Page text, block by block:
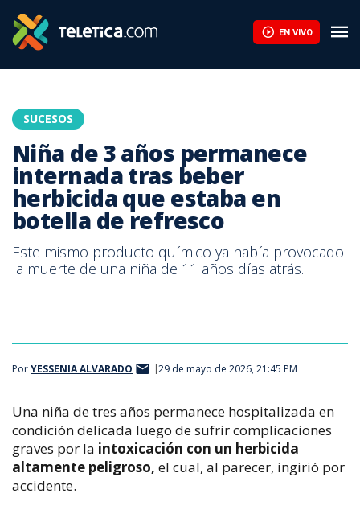
EN VIVO
SUCESOS
Niña de 3 años permanece
internada tras beber
herbicida que estaba en
botella de refresco
Este mismo producto químico ya había provocado
la muerte de una niña de 11 años días atrás.
PorYESSENIA ALVARADO 29 de mayo de 2026, 21:45 PM
Una niña de tres años permanece hospitalizada en
condición delicada luego de sufrir complicaciones
graves por la intoxicación con un herbicida
altamente peligroso, el cual, al parecer, ingirió por
accidente.